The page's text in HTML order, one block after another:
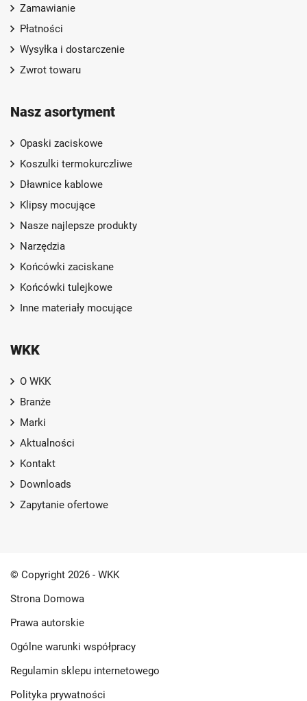
Zamawianie
Płatności
Wysyłka i dostarczenie
Zwrot towaru
Nasz asortyment
Opaski zaciskowe
Koszulki termokurczliwe
Dławnice kablowe
Klipsy mocujące
Nasze najlepsze produkty
Narzędzia
Końcówki zaciskane
Końcówki tulejkowe
Inne materiały mocujące
WKK
O WKK
Branże
Marki
Aktualności
Kontakt
Downloads
Zapytanie ofertowe
© Copyright 2026 - WKK
Strona Domowa
Prawa autorskie
Ogólne warunki współpracy
Regulamin sklepu internetowego
Polityka prywatności